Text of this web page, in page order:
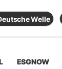
Welle
ESGNOW